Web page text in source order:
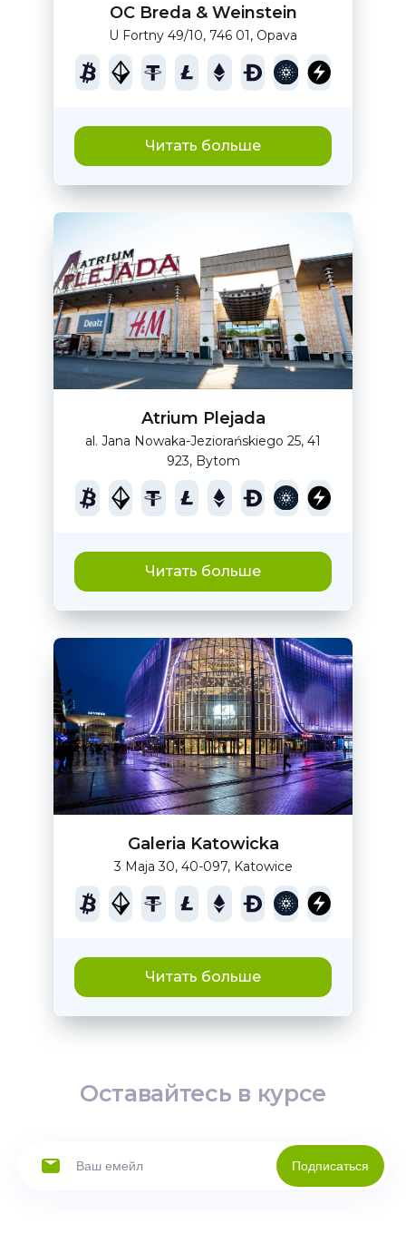
OC Breda & Weinstein
U Fortny 49/10, 746 01, Opava
Читать больше
Atrium Plejada
al. Jana Nowaka-Jeziorańskiego 25, 41
923, Bytom
Читать больше
Galeria Katowicka
3 Maja 30, 40-097, Katowice
Читать больше
Оставайтесь в курсе
Подписаться